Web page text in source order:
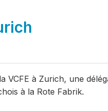
VCFE à Zurich, une
à la Rote Fabrik.